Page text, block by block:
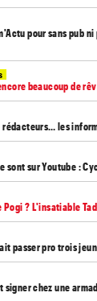
pour sans pub
beaucoup de
rédacteurs… les
sont sur Youtube :
Pogi ? L'insatiable
passer pro trois
chez une